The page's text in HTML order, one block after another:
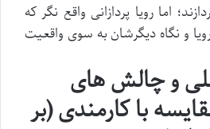
اما رویا پردازانی واقع نگر که
و نگاه دیگرشان به سوی واقعیت
و چالش های
با کارمندی (بر